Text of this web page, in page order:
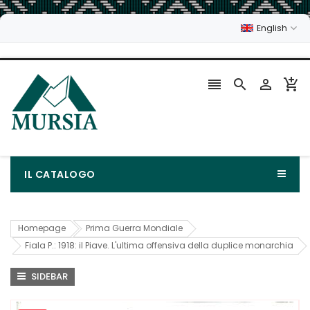
English
   
IL CATALOGO
Homepage
Prima Guerra Mondiale
Fiala P.: 1918: il Piave. L'ultima offensiva della duplice monarchia
SIDEBAR